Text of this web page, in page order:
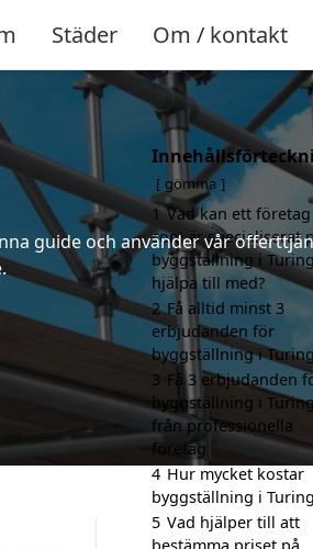
Städer Om / kontakt
guide och använder vår
gömma
1 Vad kan ett företag
som är specialiserat
byggställning i
hjälpa till med?
2 Få alltid minst 3
erbjudanden för
byggställning i
3 Få 3 erbjudanden
byggställning i
från professionella
företag
4 Hur mycket kostar
byggställning i
5 Vad hjälper till att